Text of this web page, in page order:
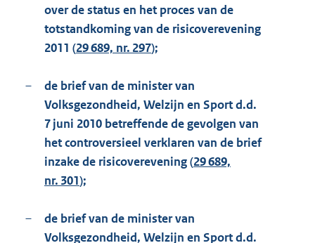
over de status en het proces van de
totstandkoming van de risicoverevening
2011 (29 689, nr. 297);
–
de brief van de minister van
Volksgezondheid, Welzijn en Sport d.d.
7 juni 2010 betreffende de gevolgen van
het controversieel verklaren van de brief
inzake de risicoverevening (29 689,
nr. 301);
–
de brief van de minister van
Volksgezondheid, Welzijn en Sport d.d.